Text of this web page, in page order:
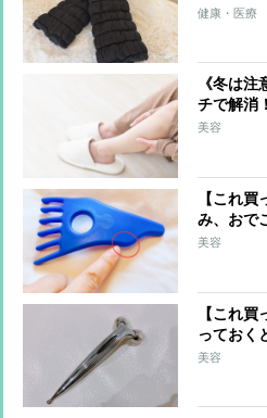
グウォー
健康・医療
《冬は
チで解消
える簡単
美容
【これ
み、おで
善！美顔
美容
【これ
っておく
ーがお手
美容